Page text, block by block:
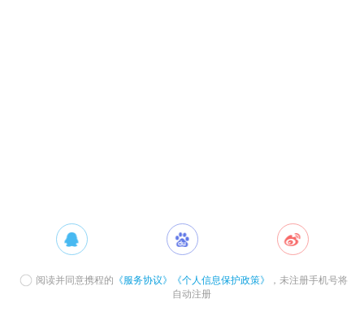
阅读并同意携程的 《服务协议》 《个人信息保护政策》
，未注册手机号将
自动注册